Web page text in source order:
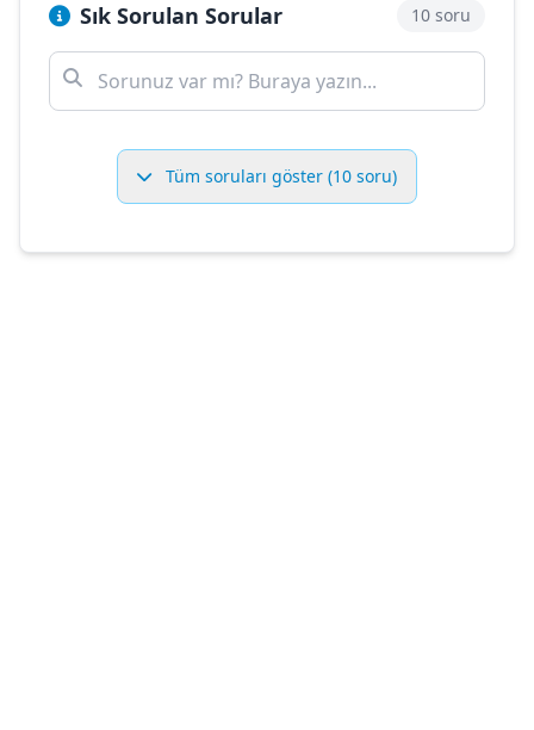
Sık Sorulan Sorular 10 soru
Tüm soruları göster (10 soru)